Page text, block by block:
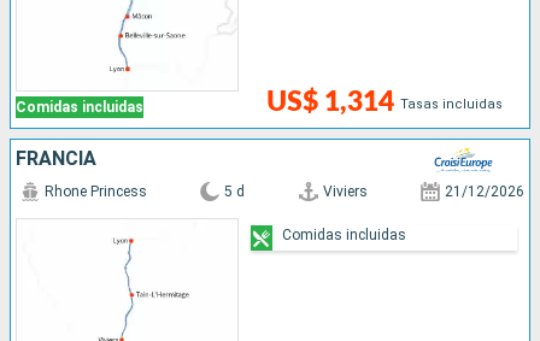
Comidas incluidas US$ 1,314 Tasas incluidas
FRANCIA
Rhone Princess 5 d Viviers 21/12/2026
Comidas incluidas